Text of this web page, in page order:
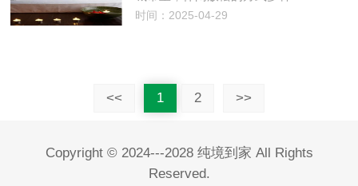
时间：2025-04-29
<< 1 2 >>
Copyright © 2024---2028 纯境到家 All Rights
Reserved.